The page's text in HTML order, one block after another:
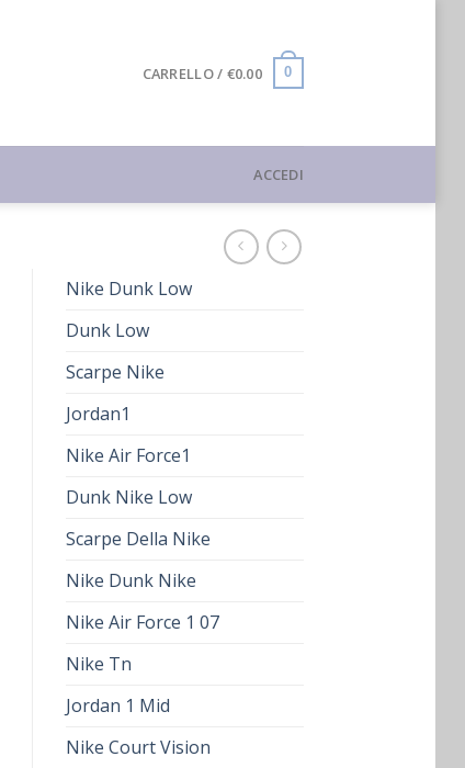
CARRELLO / €0.00 0
ACCEDI
Nike Dunk Low
Dunk Low
Scarpe Nike
Jordan1
Nike Air Force1
Dunk Nike Low
Scarpe Della Nike
Nike Dunk Nike
Nike Air Force 1 07
Nike Tn
Jordan 1 Mid
Nike Court Vision